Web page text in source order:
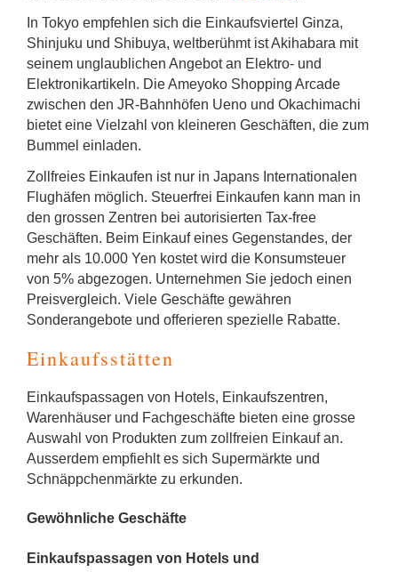
In Tokyo empfehlen sich die Einkaufsviertel Ginza,
Shinjuku und Shibuya, weltberühmt ist Akihabara mit
seinem unglaublichen Angebot an Elektro- und
Elektronikartikeln. Die Ameyoko Shopping Arcade
zwischen den JR-Bahnhöfen Ueno und Okachimachi
bietet eine Vielzahl von kleineren Geschäften, die zum
Bummel einladen.
Zollfreies Einkaufen ist nur in Japans Internationalen
Flughäfen möglich. Steuerfrei Einkaufen kann man in
den grossen Zentren bei autorisierten Tax-free
Geschäften. Beim Einkauf eines Gegenstandes, der
mehr als 10.000 Yen kostet wird die Konsumsteuer
von 5% abgezogen. Unternehmen Sie jedoch einen
Preisvergleich. Viele Geschäfte gewähren
Sonderangebote und offerieren spezielle Rabatte.
Einkaufsstätten
Einkaufspassagen von Hotels, Einkaufszentren,
Warenhäuser und Fachgeschäfte bieten eine grosse
Auswahl von Produkten zum zollfreien Einkauf an.
Ausserdem empfiehlt es sich Supermärkte und
Schnäppchenmärkte zu erkunden.
Gewöhnliche Geschäfte
Einkaufspassagen von Hotels und